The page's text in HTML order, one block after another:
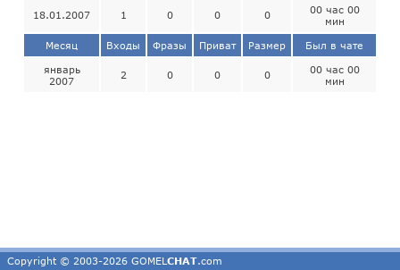
18.01.2007 1 0 0 0
00 час 00
мин
Месяц Входы Фразы Приват Размер Был в чате
январь
2007
2 0 0 0
00 час 00
мин
Copyright © 2003-2026 GOMEL CHAT.com